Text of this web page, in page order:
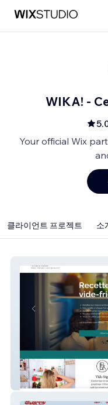
WIKA! -
Your official Wix
클라이언트 프로젝트 소
ChefTouski